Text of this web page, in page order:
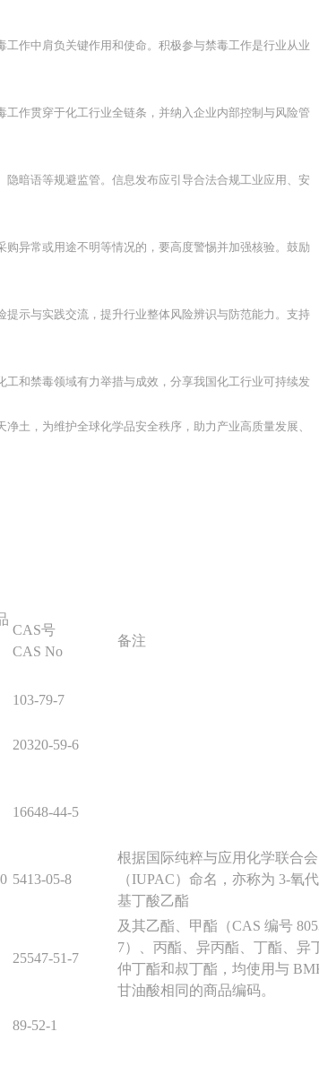
作中肩负关键作用和使命。积极参与禁毒工作是行业从业
作贯穿于化工行业全链条，并纳入企业内部控制与风险管
暗语等规避监管。信息发布应引导合法合规工业应用、安
异常或用途不明等情况的，要高度警惕并加强核验。鼓励
示与实践交流，提升行业整体风险辨识与防范能力。支持
和禁毒领域有力举措与成效，分享我国化工行业可持续发
土，为维护全球化学品安全秩序，助力产业高质量发展、
CAS号
CAS No
备注
103-79-7
20320-59-6
16648-44-5
5413-05-8
根据国际纯粹与应用化学联合会
（IUPAC）命名，亦称为 3-氧
基丁酸乙酯
25547-51-7
及其乙酯、甲酯（CAS 编号
7）、丙酯、异丙酯、丁酯、异
仲丁酯和叔丁酯，均使用与
甘油酸相同的商品编码。
89-52-1